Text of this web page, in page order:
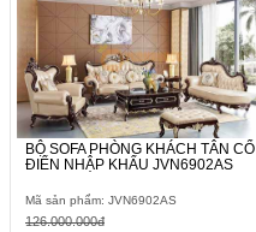
BỘ SOFA PHÒNG KHÁCH TÂN CỔ
ĐIỂN NHẬP KHẨU JVN6902AS
Mã sản phẩm: JVN6902AS
126.000.000đ